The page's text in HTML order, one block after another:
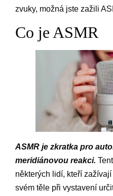
zvuky, možná jste zažili
Co je ASMR
ASMR je zkratka pro
meridiánovou reakci.
některých lidí, kteří
svém těle při vystavení